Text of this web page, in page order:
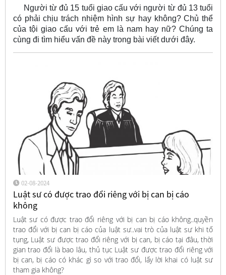
Người từ đủ 15 tuổi giao cấu với người từ đủ 13 tuổi
có phải chịu trách nhiệm hình sự hay không? Chủ thể
của tội giao cấu với trẻ em là nam hay nữ? Chúng ta
cùng đi tìm hiểu vấn đề này trong bài viết dưới đây.
02-08-2024
Luật sư có được trao đổi riêng với bị can bị cáo
không
Luật sư có được trao đổi riêng với bị can bị cáo không..quyền
trao đổi với bị can bị cáo của luật sư..vai trò của luật sư khi tố
tụng, Luật sư được trao đổi riêng với bị can, bị cáo tại đâu, thời
gian trao đổi là bao lâu, thủ tục Luật sư được trao đổi riêng với
bị can, bị cáo có khác gì so với trao đổi, lấy lời khai có luật sư
tham gia không?